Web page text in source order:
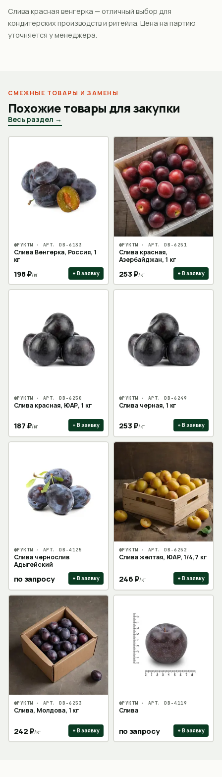
Слива красная венгерка — отличный выбор для
кондитерских производств и ритейла. Цена на партию
уточняется у менеджера.
СМЕЖНЫЕ ТОВАРЫ И ЗАМЕНЫ
Похожие товары для закупки
Весь раздел →
ФРУКТЫ · АРТ.DB-6133
Слива Венгерка, Россия, 1
кг
198₽/кг + В заявку
ФРУКТЫ · АРТ.DB-6251
Слива красная,
Азербайджан, 1 кг
253₽/кг + В заявку
ФРУКТЫ · АРТ.DB-6250
Слива красная, ЮАР, 1 кг
187₽/кг + В заявку
ФРУКТЫ · АРТ.DB-6249
Слива черная, 1 кг
253₽/кг + В заявку
ФРУКТЫ · АРТ.DB-4125
Слива чернослив
Адыгейский
по запросу + В заявку
ФРУКТЫ · АРТ.DB-6252
Слива желтая, ЮАР, 1/4,7 кг
246₽/кг + В заявку
ФРУКТЫ · АРТ.DB-6253
Слива, Молдова, 1 кг
242₽/кг + В заявку
ФРУКТЫ · АРТ.DB-4119
Слива
по запросу + В заявку